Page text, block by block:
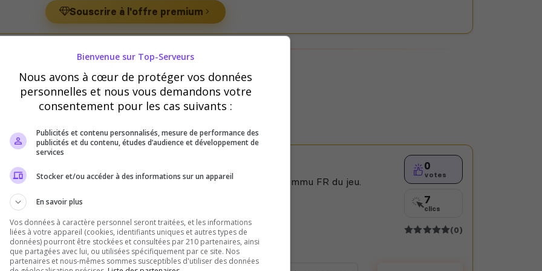
Souscrire à l'offre premium
Team Fortress 2
Serveur chill TF2 pour retrouver toute la commu FR du jeu.
0
votes
7
clics
(0)
Bienvenue sur Top-Serveurs
Nous avons à cœur de protéger vos données
personnelles et nous vous demandons votre
consentement pour les cas suivants :
Publicités et contenu personnalisés, mesure de performance des
publicités et du contenu, études d’audience et développement de
services
Stocker et/ou accéder à des informations sur un appareil
En savoir plus
Vos données à caractère personnel seront traitées, et les informations
liées à votre appareil (cookies, identifiants uniques et autres types de
données) pourront être stockées et consultées par 210 partenaires, ainsi
que partagées avec lui, ou utilisées spécifiquement par ce site. Nos
partenaires et nous-mêmes sommes susceptibles d'utiliser des données